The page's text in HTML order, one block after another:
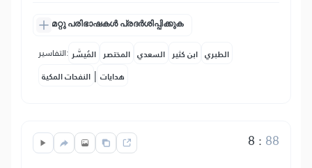
മറ്റു പരിഭാഷകൾ പ്രദർശിപ്പിക്കുക
التفاسير: المُيسَّر المختصر السعدي ابن كثير الطبري
النفحات المكية | هدايات
8 : 88